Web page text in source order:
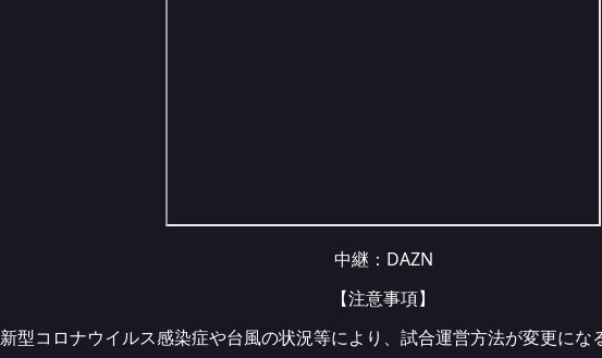
中継： DAZN
【注意事項】
新型コロナウイルス感染症や台風の状況等により、試合運営方法が変更にな